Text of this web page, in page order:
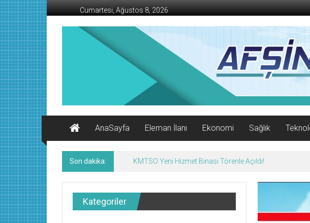
İçeriğe
geç
Cumartesi, Ağustos 8, 2026
AFŞİN
Ekonomi
Kanalı
AnaSayfa
Eleman İlanı Ekonomi Sağlık
Son dakika: KMTSO Yeni Hizmet Binası Törenle Açıldı!
Kategoriler